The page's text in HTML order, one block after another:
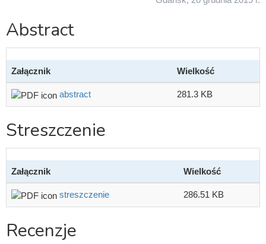
Abstract
Załącznik Wielkość
abstract 281.3 KB
Streszczenie
Załącznik Wielkość
streszczenie 286.51 KB
Recenzje